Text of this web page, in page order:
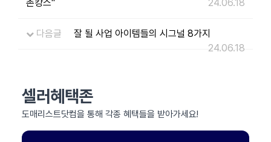
촌캉스"
24.06.18
다음글
잘 될 사업 아이템들의 시그널 8가지
24.06.18
셀러혜택존
도매리스트닷컴을 통해 각종 혜택들을 받아가세요!